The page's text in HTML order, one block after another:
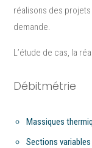
réalisons des projets
demande.
L’étude de cas, la
Débitmétrie
Massiques
Sections variables